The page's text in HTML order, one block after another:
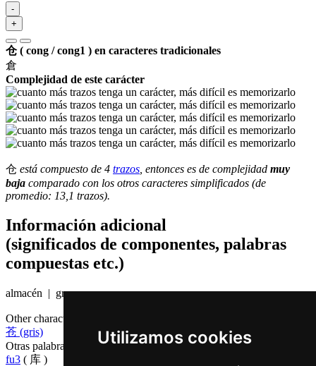
Utilizamos cookies
-
+
仓 ( cong / cong1 ) en caracteres tradicionales
倉
Complejidad de este carácter
仓 está compuesto de 4 trazos , entonces es de complejidad muy
baja comparado con los otros caracteres simplificados (de
promedio: 13,1 trazos).
Información adicional
(significados de componentes, palabras
compuestas etc.)
almacén | granero
Other characters that are pronounced
苍 (gris)
Otras palabras que también significanalmacén en chino
fu3 ( 库 )